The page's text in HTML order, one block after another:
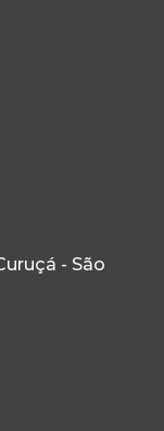
- São